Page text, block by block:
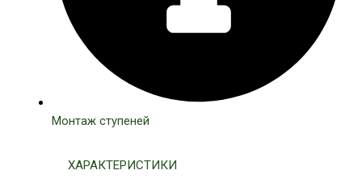
Монтаж ступеней
ХАРАКТЕРИСТИКИ